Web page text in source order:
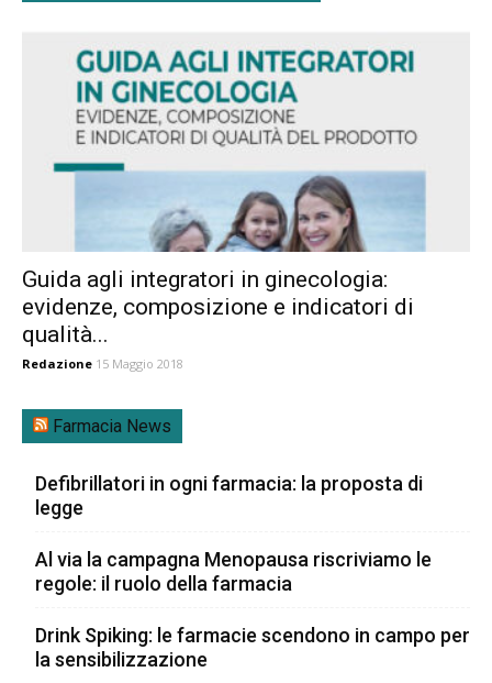
Guida agli integratori in ginecologia:
evidenze, composizione e indicatori di
qualità...
Redazione 15 Maggio 2018
Farmacia News
Defibrillatori in ogni farmacia: la proposta di
legge
Al via la campagna Menopausa riscriviamo le
regole: il ruolo della farmacia
Drink Spiking: le farmacie scendono in campo per
la sensibilizzazione